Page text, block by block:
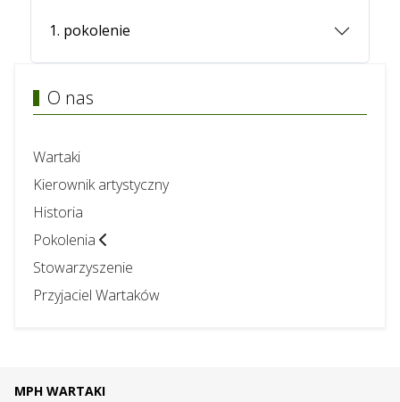
1. pokolenie
O nas
Wartaki
Kierownik artystyczny
Historia
Pokolenia
Stowarzyszenie
Przyjaciel Wartaków
MPH WARTAKI